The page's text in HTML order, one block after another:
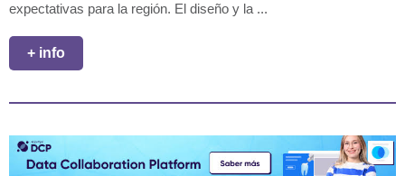
expectativas para la región. El diseño y la ...
+ info